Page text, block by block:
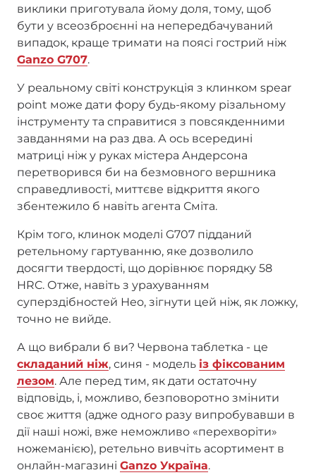
виклики приготувала йому доля, тому, щоб
бути у всеозброєнні на непередбачуваний
випадок, краще тримати на поясі гострий ніж
Ganzo G707.
У реальному світі конструкція з клинком spear
point може дати фору будь-якому різальному
інструменту та справитися з повсякденними
завданнями на раз два. А ось всередині
матриці ніж у руках містера Андерсона
перетворився би на безмовного вершника
справедливості, миттєве відкриття якого
збентежило б навіть агента Сміта.
Крім того, клинок моделі G707 підданий
ретельному гартуванню, яке дозволило
досягти твердості, що дорівнює порядку 58
HRC. Отже, навіть з урахуванням
суперздібностей Нео, зігнути цей ніж, як ложку,
точно не вийде.
А що вибрали б ви? Червона таблетка - це
складаний ніж, синя - модель із фіксованим
лезом. Але перед тим, як дати остаточну
відповідь, і, можливо, безповоротно змінити
своє життя (адже одного разу випробувавши в
дії наші ножі, вже неможливо «перехворіти»
ножеманією), ретельно вивчіть асортимент в
онлайн-магазині Ganzo Україна.